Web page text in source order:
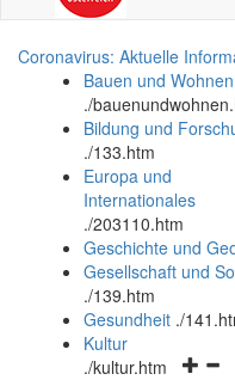
Coronavirus: Aktuelle
Bauen und Wohnen
./
Bildung und
./133.htm
Europa und
Internationales
./203110.htm
Geschichte und
Gesellschaft und
./139.htm
Gesundheit ./
Kultur
./kultur.htm